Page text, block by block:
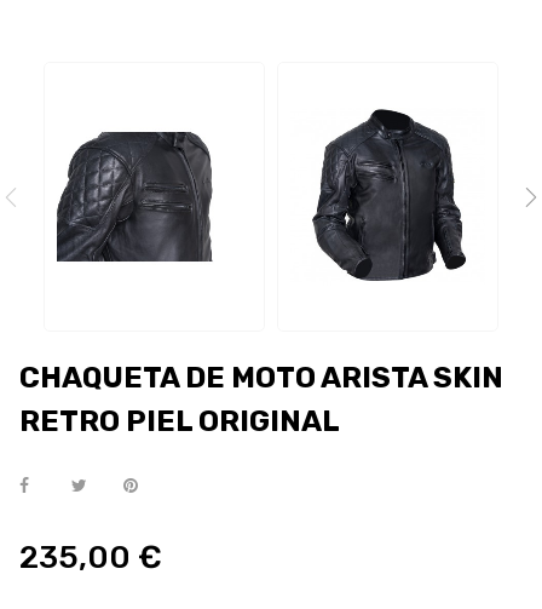
CHAQUETA DE MOTO ARISTA SKIN
RETRO PIEL ORIGINAL
235,00 €